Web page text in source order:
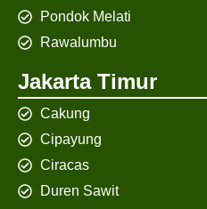
Pondok Melati
Rawalumbu
Jakarta Timur
Cakung
Cipayung
Ciracas
Duren Sawit